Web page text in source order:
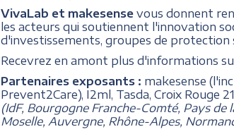
VivaLab et makesensevous donnent
les acteurs qui soutiennent l'innovation
d'investissements, groupes de protection
Recevrez en amont plus d'informations
Partenaires exposants : makesense
Prevent2Care), I2ml, Tasda, Croix Rouge
(IdF, Bourgogne Franche-Comté, Pays
Moselle, Auvergne, Rhône-Alpes,